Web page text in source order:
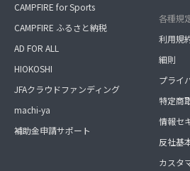
CAMPFIRE for Sports
CAMPFIRE ふるさと納税
AD FOR ALL
HIOKOSHI
JFAクラウドファンディング
machi-ya
補助金申請サポート
各種規
利用規
細則
プライ
特定商
情報セ
反社基
カスタ